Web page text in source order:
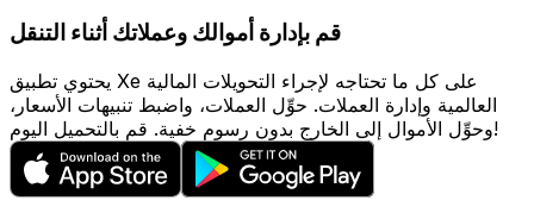
قم بإدارة أموالك وعملاتك أثناء التنقل
يحتوي تطبيق Xe على كل ما تحتاجه لإجراء التحويلات المالية
العالمية وإدارة العملات. حوِّل العملات، واضبط تنبيهات الأسعار،
وحوِّل الأموال إلى الخارج بدون رسوم خفية. قم بالتحميل اليوم!